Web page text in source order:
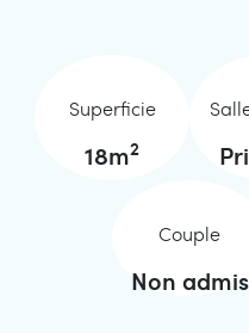
Superficie
18m2
Couple
Non admis